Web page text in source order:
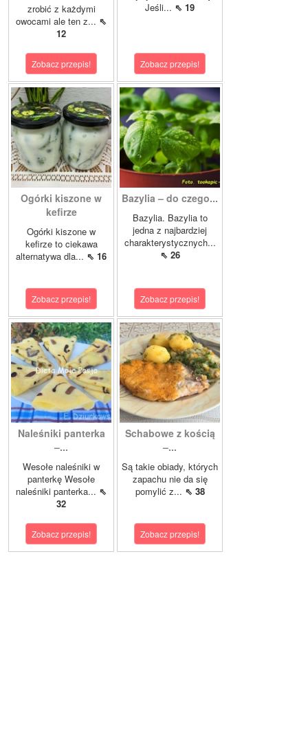
zrobić z każdymi
owocami ale ten z... ⇖
12
Zobacz przepis!
Jeśli... ⇖ 19
Zobacz przepis!
Ogórki kiszone w
kefirze
Ogórki kiszone w
kefirze to ciekawa
alternatywa dla... ⇖ 16
Zobacz przepis!
Bazylia – do czego...
Bazylia. Bazylia to
jedna z najbardziej
charakterystycznych...
⇖ 26
Zobacz przepis!
Naleśniki panterka
–...
Wesołe naleśniki w
panterkę Wesołe
naleśniki panterka... ⇖
32
Zobacz przepis!
Schabowe z kością
–...
Są takie obiady, których
zapachu nie da się
pomylić z... ⇖ 38
Zobacz przepis!